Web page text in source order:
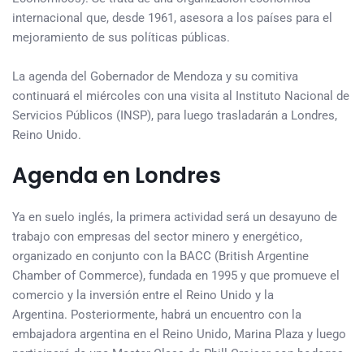
internacional que, desde 1961, asesora a los países para el
mejoramiento de sus políticas públicas.
La agenda del Gobernador de Mendoza y su comitiva
continuará el miércoles con una visita al Instituto Nacional de
Servicios Públicos (INSP), para luego trasladarán a Londres,
Reino Unido.
Agenda en Londres
Ya en suelo inglés, la primera actividad será un desayuno de
trabajo con empresas del sector minero y energético,
organizado en conjunto con la BACC (British Argentine
Chamber of Commerce), fundada en 1995 y que promueve el
comercio y la inversión entre el Reino Unido y la
Argentina. Posteriormente, habrá un encuentro con la
embajadora argentina en el Reino Unido, Marina Plaza y luego